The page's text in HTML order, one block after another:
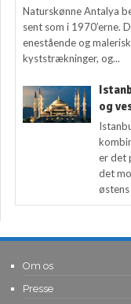
Naturskønne Antalya
sent som i 1970’erne.
enestående og
kyststrækninger, og...
og
er det
det
Om os
Presse